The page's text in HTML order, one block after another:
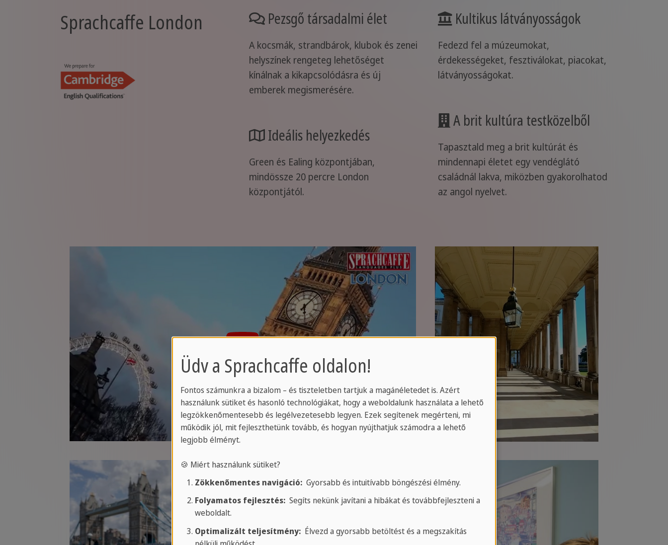
Sprachcaffe London Pezsgő társadalmi élet
A kocsmák, strandbárok, klubok és zenei
helyszínek rengeteg lehetőséget
kínálnak a kikapcsolódásra és új
emberek megismerésére.
Ideális helyezkedés
Green és Ealing központjában,
mindössze 20 percre London
központjától.
Kultikus látványosságok
Fedezd fel a múzeumokat,
érdekességeket, fesztiválokat, piacokat,
látványosságokat.
A brit kultúra testközelből
Tapasztald meg a brit kultúrát és
mindennapi életet egy vendéglátó
családnál lakva, miközben gyakorolhatod
az angol nyelvet.
Üdv a Sprachcaffe oldalon!
Fontos számunkra a bizalom – és tiszteletben tartjuk a magánéletedet is. Azért
használunk sütiket és hasonló technológiákat, hogy a weboldalunk használata a lehető
legzökkenőmentesebb és legélvezetesebb legyen. Ezek segítenek megérteni, mi
működik jól, mit fejleszthetünk tovább, és hogyan nyújthatjuk számodra a lehető
legjobb élményt.
🍪 Miért használunk sütiket?
Zökkenőmentes navigáció:Gyorsabb és intuitívabb böngészési élmény.
Folyamatos fejlesztés:Segíts nekünk javítani a hibákat és továbbfejleszteni a
weboldalt.
Optimalizált teljesítmény:Élvezd a gyorsabb betöltést és a megszakítás